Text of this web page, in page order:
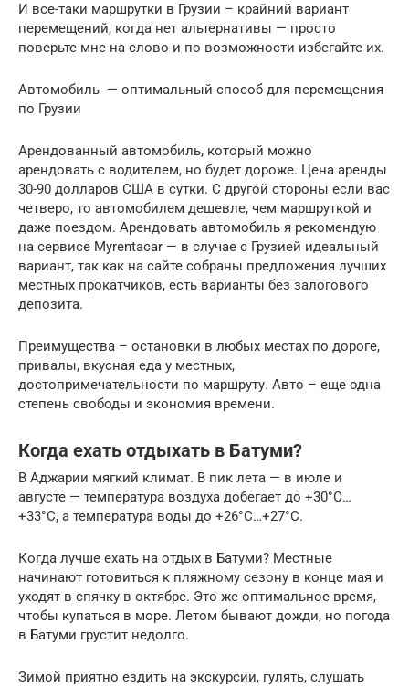
И все-таки маршрутки в Грузии – крайний вариант
перемещений, когда нет альтернативы — просто
поверьте мне на слово и по возможности избегайте их.
Автомобиль — оптимальный способ для перемещения
по Грузии
Арендованный автомобиль, который можно
арендовать с водителем, но будет дороже. Цена аренды
30-90 долларов США в сутки. С другой стороны если вас
четверо, то автомобилем дешевле, чем маршруткой и
даже поездом. Арендовать автомобиль я рекомендую
на сервисе Myrentacar — в случае с Грузией идеальный
вариант, так как на сайте собраны предложения лучших
местных прокатчиков, есть варианты без залогового
депозита.
Преимущества – остановки в любых местах по дороге,
привалы, вкусная еда у местных,
достопримечательности по маршруту. Авто – еще одна
степень свободы и экономия времени.
Когда ехать отдыхать в Батуми?
В Аджарии мягкий климат. В пик лета — в июле и
августе — температура воздуха добегает до +30°С…
+33°С, а температура воды до +26°С…+27°С.
Когда лучше ехать на отдых в Батуми? Местные
начинают готовиться к пляжному сезону в конце мая и
уходят в спячку в октябре. Это же оптимальное время,
чтобы купаться в море. Летом бывают дожди, но погода
в Батуми грустит недолго.
Зимой приятно ездить на экскурсии, гулять, слушать